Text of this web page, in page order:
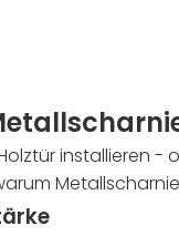
installieren